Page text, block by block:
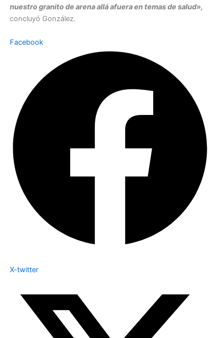
nuestro granito de arena allá afuera en temas de salud»,
concluyó González.
Facebook
X-twitter